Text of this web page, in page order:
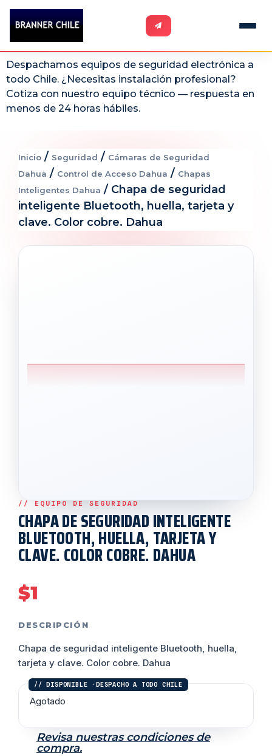
Despachamos equipos de seguridad electrónica a
todo Chile. ¿Necesitas instalación profesional?
Cotiza con nuestro equipo técnico — respuesta en
menos de 24 horas hábiles.
Inicio / Seguridad / Cámaras de Seguridad
Dahua / Control de Acceso Dahua / Chapas
Inteligentes Dahua / Chapa de seguridad
inteligente Bluetooth, huella, tarjeta y
clave. Color cobre. Dahua
CHAPA DE SEGURIDAD INTELIGENTE
BLUETOOTH, HUELLA, TARJETA Y
CLAVE. COLOR COBRE. DAHUA
$1
DESCRIPCIÓN
Chapa de seguridad inteligente Bluetooth, huella,
tarjeta y clave. Color cobre. Dahua
Agotado
Revisa nuestras condiciones de
compra.